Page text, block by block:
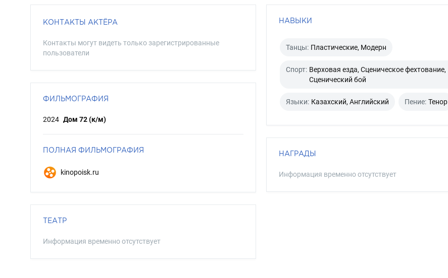
КОНТАКТЫ АКТЁРА
Контакты могут видеть только зарегистрированные
пользователи
ФИЛЬМОГРАФИЯ
2024 Дом 72 (к/м)
ПОЛНАЯ ФИЛЬМОГРАФИЯ
kinopoisk.ru
ТЕАТР
Информация временно отсутствует
НАВЫКИ
Танцы: Пластические, Модерн
Спорт: Верховая езда, Сценическое фехтование,
Сценический бой
Языки: Казахский, Английский Пение: Тенор
НАГРАДЫ
Информация временно отсутствует